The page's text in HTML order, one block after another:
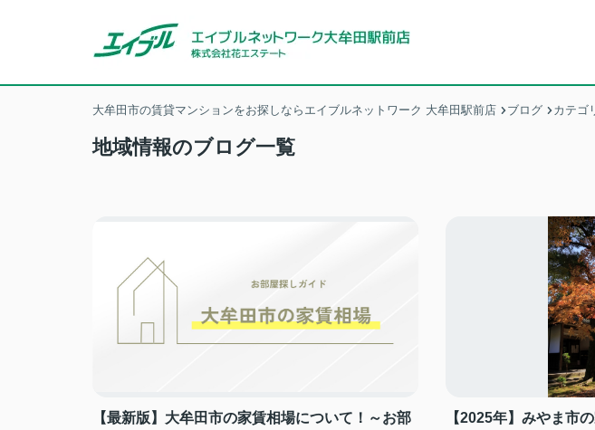
大牟田市の賃貸マンションをお探しならエイブルネットワーク 大牟田駅前店 ブログ カテゴ
地域情報のブログ一覧
【最新版】大牟田市の家賃相場について！～お部
【2025年】みやま市